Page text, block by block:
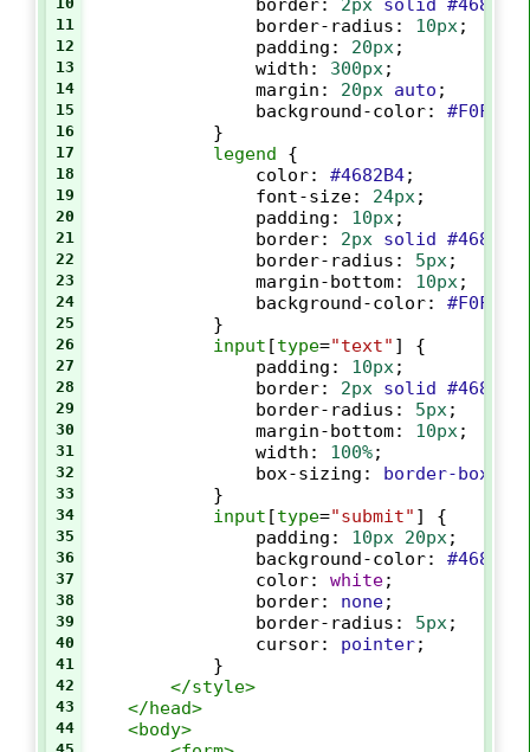
11 border-radius : 10px ;
12 padding : 20px ;
13 width : 300px ;
14 margin : 20px auto ;
15 background-color: #F0F8FF
16
            }
17 legend {
18 color: #4682B4;
19 font-size: 24px ;
20 padding : 10px ;
21 border: 2px solid #4682B4
22 border-radius : 5px ;
23 margin-bottom: 10px ;
24 background-color: #F0F8FF
25
            }
26 input [type="text" ] {
27 padding : 10px ;
28 border: 2px solid #4682B4
29 border-radius : 5px ;
30 margin-bottom: 10px ;
31 width : 100%;
32 box-sizing : border-box
33
            }
34 input [type="submit" ] {
35 padding : 10px 20px ;
36 background-color: #4682B4
37 color: white;
38 border: none;
39 border-radius : 5px ;
40 cursor: pointer;
41
            }
42 </style>
43 </head>
44 <body>
45